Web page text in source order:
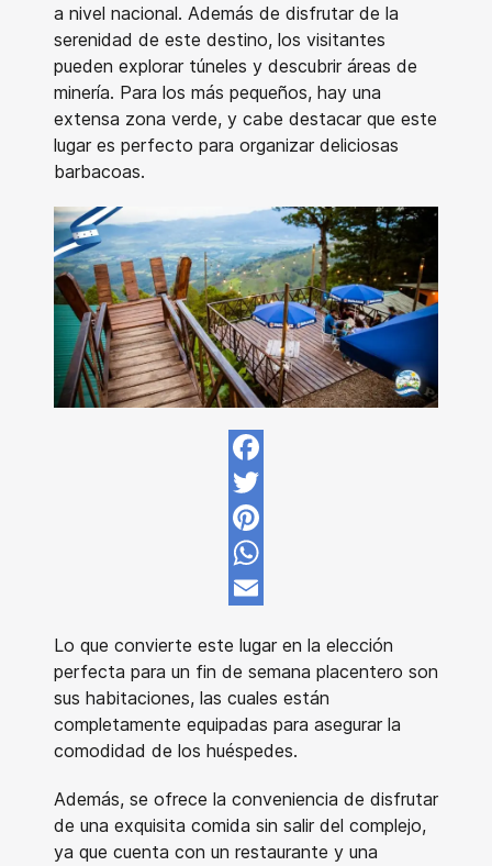
a nivel nacional. Además de disfrutar de la
serenidad de este destino, los visitantes
pueden explorar túneles y descubrir áreas de
minería. Para los más pequeños, hay una
extensa zona verde, y cabe destacar que este
lugar es perfecto para organizar deliciosas
barbacoas.
Facebook
Twitter
Pinterest
WhatsApp
Lo que convierte este lugar en la elección
perfecta para un fin de semana placentero son
sus habitaciones, las cuales están
completamente equipadas para asegurar la
comodidad de los huéspedes.
Además, se ofrece la conveniencia de disfrutar
de una exquisita comida sin salir del complejo,
ya que cuenta con un restaurante y una